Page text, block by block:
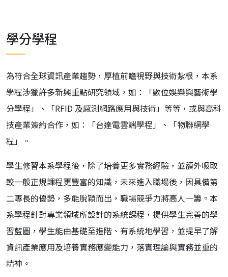
學分學程
為符合全球資訊產業趨勢，厚植前瞻視野與技術紮根，本系
學程涉獵許多新興重點研究領域，如：「數位娛樂與藝術學
分學程」、「RFID 及感測網路應用與技術」等等，或與高科
技產業簽約合作，如：「台達電雲端學程」、「物聯網學
程」。
學生修習本系學程後，除了培養更多實務經驗，並額外吸取
較一般正規課程更豐富的知識，未來進入職場後，因具備第
二專長的優勢，多能脫穎而出，職場競爭力將高人一籌。本
系學程針對專業領域所設計的系統課程，提供學生完善的學
習藍圖，學生能由基礎至進階、有系統地學習，並提早了解
資訊產業應用及培養實務應變能力，落實理論與實務並重的
精神。